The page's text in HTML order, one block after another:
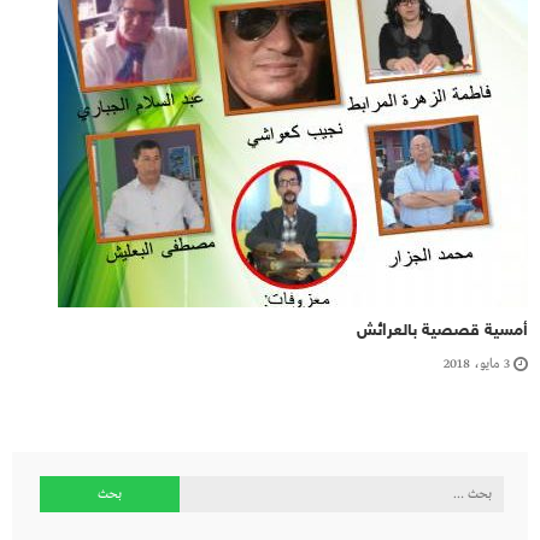
أمسية قصصية بالعرائش
3 مايو، 2018
البحث